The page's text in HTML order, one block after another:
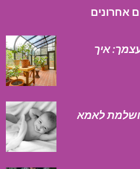
אחרונים
איך
לאמא